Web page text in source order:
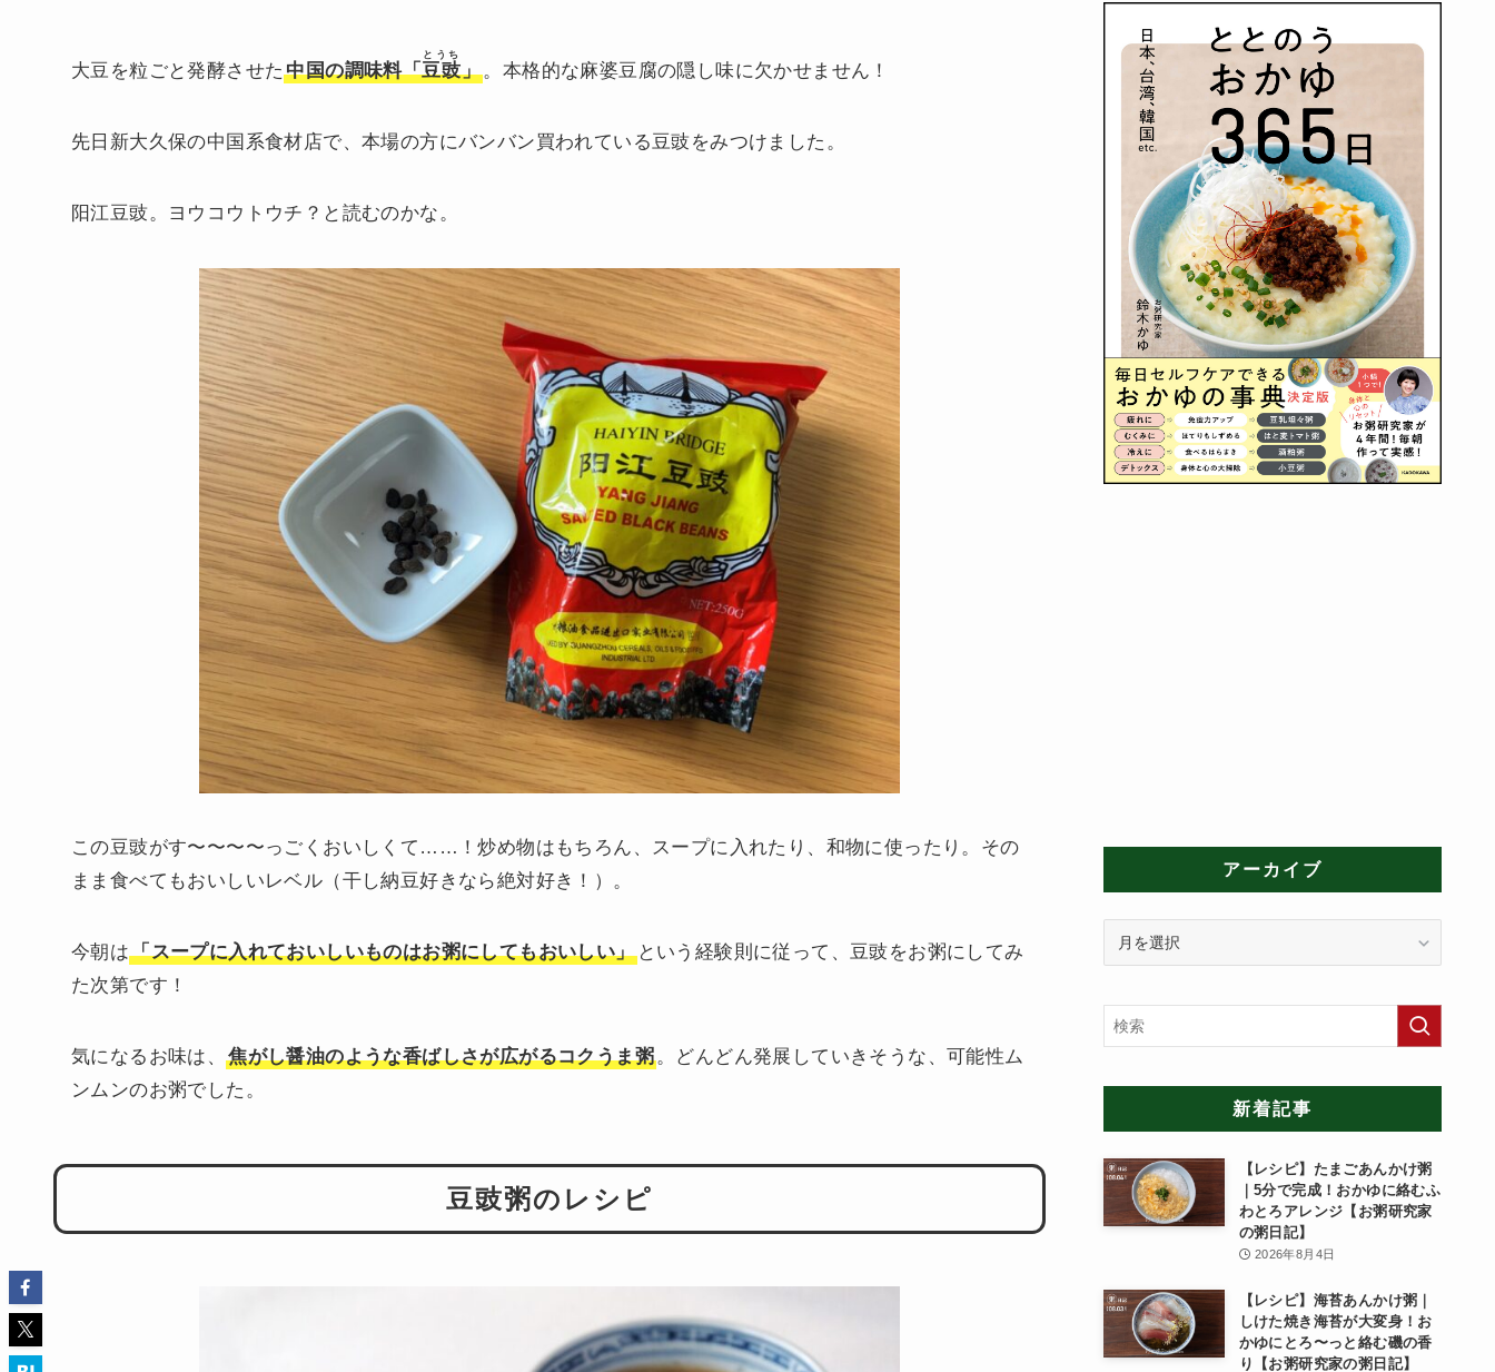
大豆を粒ごと発酵させた中国の調味料「豆豉
とうち
」。本格的な麻婆豆腐の隠し味に欠かせません！
先日新大久保の中国系食材店で、本場の方にバンバン買われている豆豉をみつけました。
阳江豆豉。ヨウコウトウチ？と読むのかな。
この豆豉がす〜〜〜〜っごくおいしくて……！炒め物はもちろん、スープに入れたり、和物に使ったり。その
まま食べてもおいしいレベル（干し納豆好きなら絶対好き！）。
今朝は「スープに入れておいしいものはお粥にしてもおいしい」という経験則に従って、豆豉をお粥にしてみ
た次第です！
気になるお味は、焦がし醤油のような香ばしさが広がるコクうま粥。どんどん発展していきそうな、可能性ム
ンムンのお粥でした。
豆豉粥のレシピ
アーカイブ
イ
ブ
新着記事
【レシピ】たまごあんかけ粥
｜5分で完成！おかゆに絡むふ
わとろアレンジ【お粥研究家
の粥日記】
2026年8月4日
【レシピ】海苔あんかけ粥｜
しけた焼き海苔が大変身！お
かゆにとろ〜っと絡む磯の香
り【お粥研究家の粥日記】